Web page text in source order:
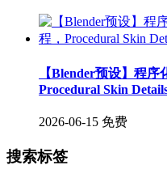
【Blender预设】程
Procedural Skin
2026-06-15 免费
搜索标签